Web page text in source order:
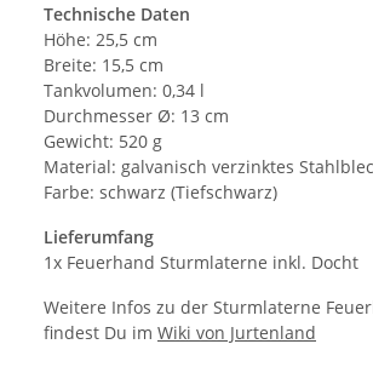
Technische Daten
Höhe: 25,5 cm
Breite: 15,5 cm
Tankvolumen: 0,34 l
Durchmesser Ø: 13 cm
Gewicht: 520 g
Material: galvanisch verzinktes
Farbe: schwarz (Tiefschwarz)
Lieferumfang
1x Feuerhand Sturmlaterne inkl. Docht
Weitere Infos zu der Sturmlaterne
findest Du im Wiki von Jurtenland